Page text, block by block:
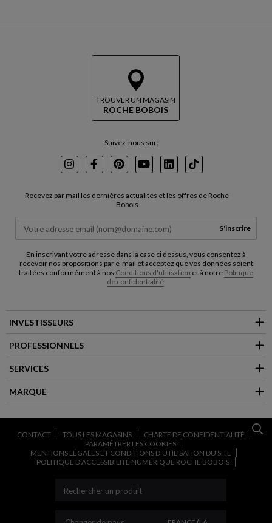
TROUVER UN MAGASIN
ROCHE BOBOIS
Suivez-nous sur:
InstagramFacebookPinterest
YoutubeLinkedInTikTok
Recevez par mail les dernières actualités et les offres de Roche
Bobois
S'inscrire
En inscrivant votre adresse dans la case ci dessus, vous consentez à
recevoir nos propositions par e-mail et acceptez que vos données soient
traitées conformément à nos Conditions d'utilisation et à notre Politique
de confidentialité.
INVESTISSEURS
PROFESSIONNELS
SERVICES
MARQUE
CONTACT TOUS LES MAGASINS
CHARTE DE CONFIDENTIALITÉ
PARAMÉTRER LES COOKIES
MENTIONS LÉGALES ET CONDITIONS D’UTILISATION DU SITE
POLITIQUE D’ACCESSIBILITÉ NUMÉRIQUE ROCHE BOBOIS